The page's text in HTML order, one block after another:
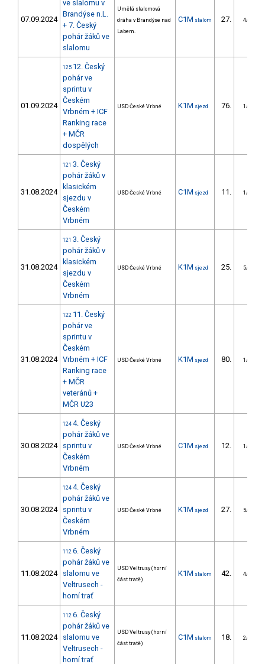
07.09.2024
ve slalomu v
Brandýse n.L.
+ 7. Český
pohár žáků ve
slalomu
Umělá slalomová
dráha v Brandýse nad
Labem.
C1M slalom 27. 4/ZM
01.09.2024
125 12. Český
pohár ve
sprintu v
Českém
Vrbném + ICF
Ranking race
+ MČR
dospělých
USD České Vrbné K1M sjezd 76. 1/ZM
31.08.2024
121 3. Český
pohár žáků v
klasickém
sjezdu v
Českém
Vrbném
USD České Vrbné C1M sjezd 11. 1/ZM
31.08.2024
121 3. Český
pohár žáků v
klasickém
sjezdu v
Českém
Vrbném
USD České Vrbné K1M sjezd 25. 5/ZM
31.08.2024
122 11. Český
pohár ve
sprintu v
Českém
Vrbném + ICF
Ranking race
+ MČR
veteránů +
MČR U23
USD České Vrbné K1M sjezd 80. 1/ZM
30.08.2024
124 4. Český
pohár žáků ve
sprintu v
Českém
Vrbném
USD České Vrbné C1M sjezd 12. 1/ZM
30.08.2024
124 4. Český
pohár žáků ve
sprintu v
Českém
Vrbném
USD České Vrbné K1M sjezd 27. 5/ZM
11.08.2024
112 6. Český
pohár žáků ve
slalomu ve
Veltrusech -
horní trať
USD Veltrusy (horní
část tratě)
K1M slalom 42. 4/ZM
11.08.2024
112 6. Český
pohár žáků ve
slalomu ve
Veltrusech -
horní trať
USD Veltrusy (horní
část tratě)
C1M slalom 18. 2/ZM